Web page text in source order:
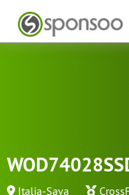
Italia-Sava